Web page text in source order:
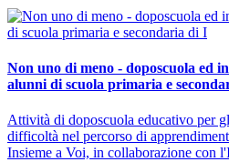
Non uno di meno - doposcuola ed
alunni di scuola primaria e
Attività di doposcuola educativo per
difficoltà nel percorso di
Insieme a Voi, in collaborazione con